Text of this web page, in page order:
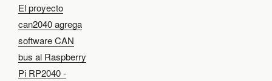
El proyecto
can2040 agrega
software CAN
bus al Raspberry
Pi RP2040 -